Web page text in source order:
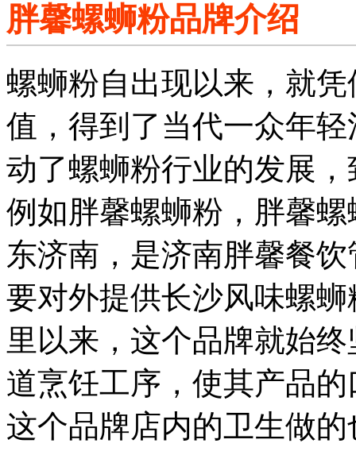
胖馨螺蛳粉品牌介绍
螺蛳粉自出现以来，就
值，得到了当代一众年
动了螺蛳粉行业的发展
例如胖馨螺蛳粉，胖馨
东济南，是济南胖馨餐
要对外提供长沙风味螺
里以来，这个品牌就始
道烹饪工序，使其产品
这个品牌店内的卫生做